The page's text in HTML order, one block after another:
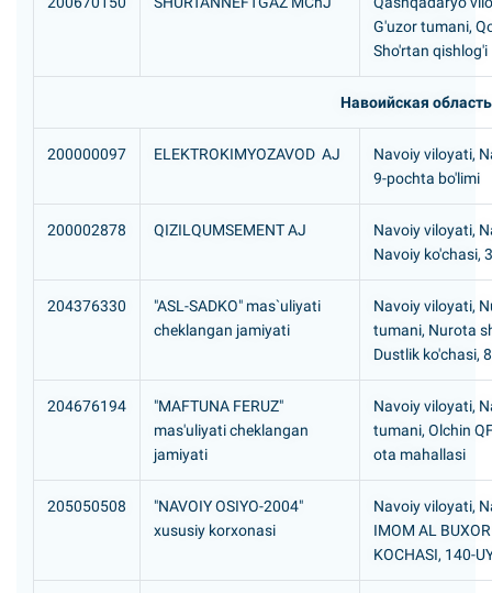
G'uzor tumani,
Sho'rtan qishlog'i
Навоийская область
200000097 ELEKTROKIMYOZAVOD AJ
Navoiy viloyati,
9-pochta bo'limi
200002878 QIZILQUMSEMENT AJ
Navoiy viloyati,
Navoiy ko'chasi,
204376330
"ASL-SADKO" mas`uliyati
cheklangan jamiyati
Navoiy viloyati,
tumani, Nurota
Dustlik ko'chasi,
204676194
"MAFTUNA FERUZ"
mas'uliyati cheklangan
jamiyati
Navoiy viloyati,
tumani, Olchin
ota mahallasi
205050508
"NAVOIY OSIYO-2004"
xususiy korxonasi
Navoiy viloyati,
IMOM AL
KOCHASI, 140-